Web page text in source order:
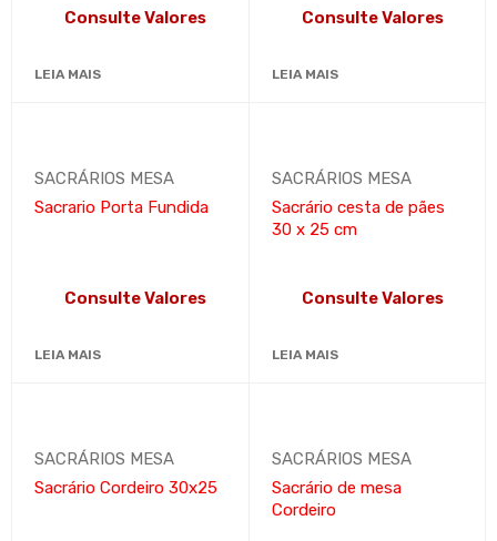
Consulte Valores
LEIA MAIS
Consulte Valores
LEIA MAIS
SACRÁRIOS MESA
Sacrario Porta Fundida
Consulte Valores
LEIA MAIS
SACRÁRIOS MESA
Sacrário cesta de pães
30 x 25 cm
Consulte Valores
LEIA MAIS
SACRÁRIOS MESA
Sacrário Cordeiro 30x25
SACRÁRIOS MESA
Sacrário de mesa
Cordeiro